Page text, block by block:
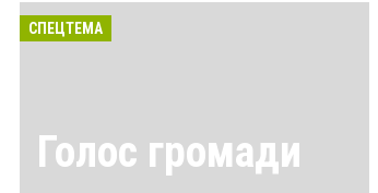
СПЕЦТЕМА
Голос громади